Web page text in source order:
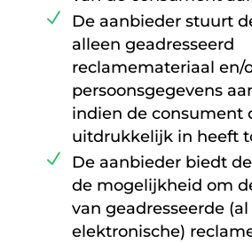
De aanbieder stuurt
alleen geadresseerd
reclamemateriaal en/
persoonsgegevens
indien de consument
uitdrukkelijk in heeft
De aanbieder biedt
de mogelijkheid om
van geadresseerde
elektronische)